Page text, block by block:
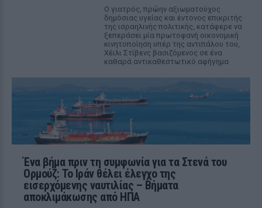
Ο γιατρός, πρώην αξιωματούχος
δημόσιας υγείας και έντονος επικριτής
της ισραηλινής πολιτικής, κατάφερε να
ξεπεράσει μία πρωτοφανή οικονομική
κινητοποίηση υπέρ της αντιπάλου του,
Χέιλι Στίβενς βασιζόμενος σε ένα
καθαρά αντικαθεστωτικό αφήγημα
Ένα βήμα πριν τη συμφωνία για τα Στενά του
Ορμούζ: Το Ιράν θέλει έλεγχο της
εισερχόμενης ναυτιλίας – Βήματα
αποκλιμάκωσης από ΗΠΑ